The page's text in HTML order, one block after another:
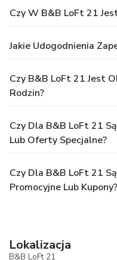
Czy W B&B LoFt 21
Jakie Udogodnienia
Czy B&B LoFt 21 Jest
Rodzin?
Czy Dla B&B LoFt 21
Lub Oferty Specjalne?
Czy Dla B&B LoFt 21
Promocyjne Lub Kupony?
Lokalizacja
B&B LoFt 21